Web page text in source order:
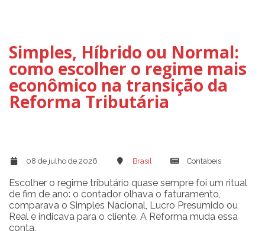
Simples, Híbrido ou Normal:
como escolher o regime mais
econômico na transição da
Reforma Tributária
08 de julho de 2026 Brasil Contábeis
Escolher o regime tributário quase sempre foi um ritual
de fim de ano: o contador olhava o faturamento,
comparava o Simples Nacional, Lucro Presumido ou
Real e indicava para o cliente. A Reforma muda essa
conta.